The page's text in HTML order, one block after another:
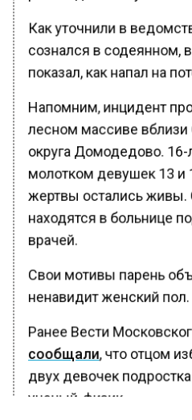
Как уточнили в
сознался в содеянном,
показал, как напал на
Напомним, инцидент
лесном массиве вблизи
округа Домодедово. 16-
молотком девушек 13 и
жертвы остались живы.
находятся в больнице
врачей.
Свои мотивы парень
ненавидит женский пол.
Ранее Вести
сообщали, что отцом
двух девочек
ученый-физик.